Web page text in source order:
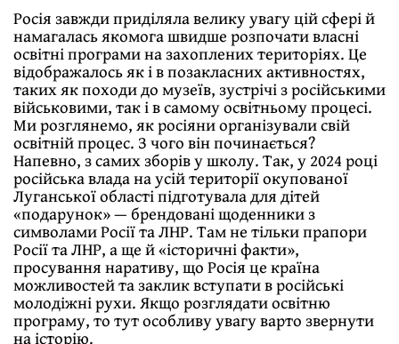
Росія завжди приділяла велику увагу цій сфері й
намагалась якомога швидше розпочати власні
освітні програми на захоплених територіях. Це
відображалось як і в позакласних активностях,
таких як походи до музеїв, зустрічі з російськими
військовими, так і в самому освітньому процесі.
Ми розглянемо, як росіяни організували свій
освітній процес. З чого він починається?
Напевно, з самих зборів у школу. Так, у 2024 році
російська влада на усій території окупованої
Луганської області підготувала для дітей
«подарунок» — брендовані щоденники з
символами Росії та ЛНР. Там не тільки прапори
Росії та ЛНР, а ще й «історичні факти»,
просування наративу, що Росія це країна
можливостей та заклик вступати в російські
молодіжні рухи. Якщо розглядати освітню
програму, то тут особливу увагу варто звернути
на історію.